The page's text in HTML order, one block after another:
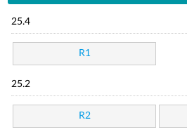
25.4
R1
25.2
R2